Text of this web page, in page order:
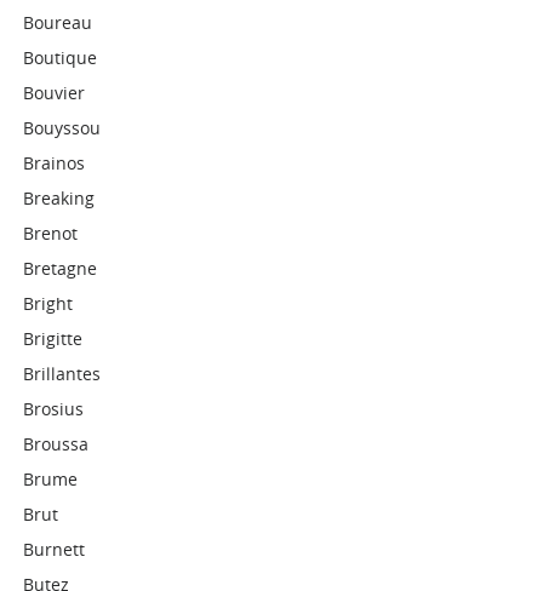
Boureau
Boutique
Bouvier
Bouyssou
Brainos
Breaking
Brenot
Bretagne
Bright
Brigitte
Brillantes
Brosius
Broussa
Brume
Brut
Burnett
Butez